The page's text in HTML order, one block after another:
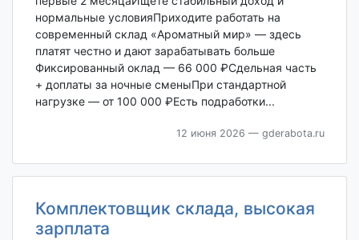
нормальные условияПриходите работать на
современный склад «Ароматный мир» — здесь
платят честно и дают зарабатывать больше
Фиксированный оклад — 66 000 ₽Сдельная часть
+ доплаты за ночные сменыПри стандартной
нагрузке — от 100 000 ₽Есть подработки...
12 июня 2026 — gderabota.ru
Комплектовщик склада, высокая
зарплата